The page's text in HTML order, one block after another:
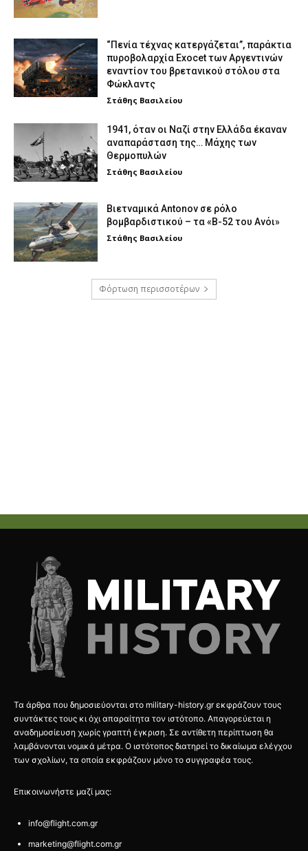
“Πενία τέχνας κατεργάζεται”, παράκτια
πυροβολαρχία Exocet των Αργεντινών
εναντίον του βρετανικού στόλου στα
Φώκλαντς
Στάθης Βασιλείου
1941, όταν οι Ναζί στην Ελλάδα έκαναν
αναπαράσταση της… Μάχης των
Θερμοπυλών
Στάθης Βασιλείου
Βιετναμικά Antonov σε ρόλο
βομβαρδιστικού – τα «Β-52 του Ανόι»
Στάθης Βασιλείου
Φόρτωση περισσοτέρων
Τα άρθρα που δημοσιεύονται στο military-history.gr εκφράζουν τους
συντάκτες τους κι όχι απαραίτητα τον ιστότοπο. Απαγορεύεται η
αναδημοσίευση χωρίς γραπτή έγκριση. Σε αντίθετη περίπτωση θα
λαμβάνονται νομικά μέτρα. Ο ιστότοπος διατηρεί το δικαίωμα ελέγχου
των σχολίων, τα οποία εκφράζουν μόνο το συγγραφέα τους.
Επικοινωνήστε μαζί μας:
info@flight.com.gr
marketing@flight.com.gr